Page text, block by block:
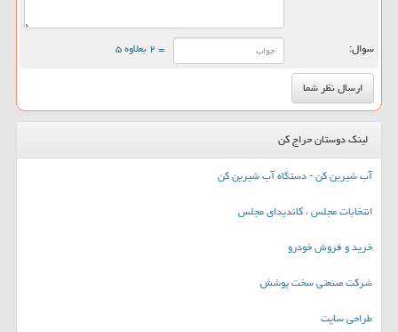
سوال: = ۲ بعلاوه ۵
لینک دوستان حراج کن
آب شیرین کن - دستگاه آب شیرین کن
انتخابات مجلس ، کاندیدای مجلس
خرید و فروش خودرو
شرکت صنعتی سخت پوشش
طراحی سایت